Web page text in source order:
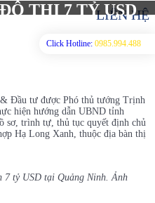
LIÊN HỆ
Click Hotline: 0985.994.488
THỊ 7 TỶ USD
Đầu tư được Phó thủ tướng Trịnh
hiện hướng dẫn UBND tỉnh
sơ, trình tự, thủ tục quyết định chủ
Hạ Long Xanh, thuộc địa bàn thị
7 tỷ USD tại Quảng Ninh. Ảnh